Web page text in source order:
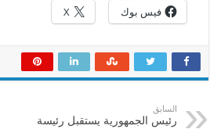
فيس بوك X
السابق
رئيس الجمهورية يستقبل رئيسة